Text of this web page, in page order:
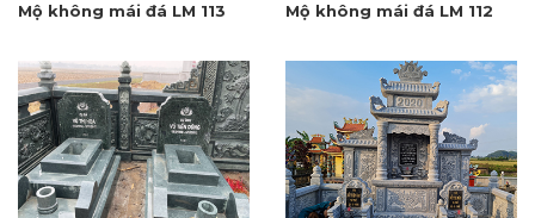
Mộ không mái đá LM 113 Mộ không mái đá LM 112